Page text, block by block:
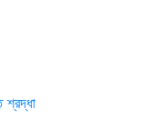
শ্রদ্ধা